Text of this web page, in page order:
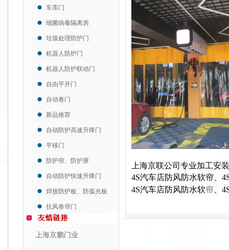
车库门
细菌病毒隔离房
垃圾处理防护门
机器人防护门
机器人防护联动门
自由平开门
自动卷门
新品推荐
自动防护高速升降门
平移门
防护帘、防护屏
自动防护快速升降门
焊接防护板、防弧光板
抗风卷帘门
上海京鹏门业
上海京联公司专业加工安装
4S汽车店防风防水软帘、
4S汽车店防风防水软帘 、